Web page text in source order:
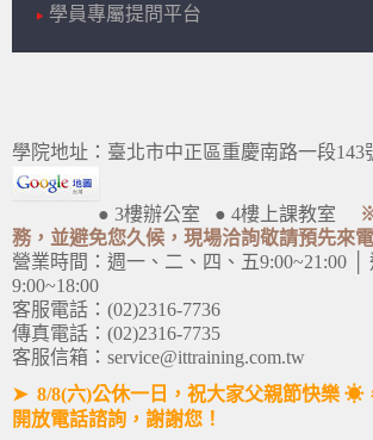
學員專屬提問平台
學院地址：臺北市中正區重慶南路一段143
● 3樓辦公室 ● 4樓上課教室
務，並避免您久候，現場洽詢敬請預先來
營業時間：週一、二、四、五9:00~21:00 │
9:00~18:00
客服電話：(02)2316-7736
傳真電話：(02)2316-7735
客服信箱：service@ittraining.com.tw
➤ 8/8(六)公休一日，祝大家父親節快樂 ☀
開放電話諮詢，謝謝您！